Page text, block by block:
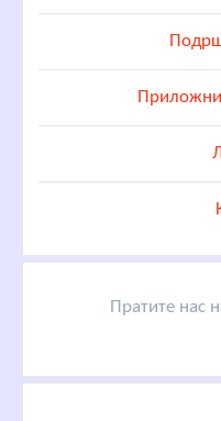
Пратите нас